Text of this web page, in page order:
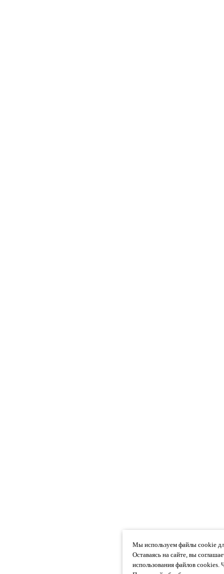
Мы используем файлы cookie
Оставаясь на сайте, вы
использования файлов cookies.